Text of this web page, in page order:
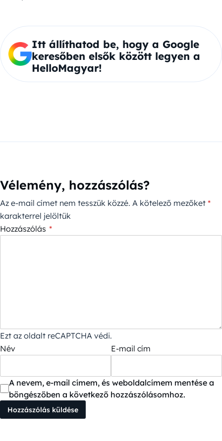
Itt állíthatod be, hogy a Google
keresőben elsők között legyen a
HelloMagyar!
Vélemény, hozzászólás?
Az e-mail címet nem tesszük közzé. A kötelező mezőket *
karakterrel jelöltük
Hozzászólás *
Ezt az oldalt reCAPTCHA védi.
Név
E-mail cím
A nevem, e-mail címem, és weboldalcímem mentése a
böngészőben a következő hozzászólásomhoz.